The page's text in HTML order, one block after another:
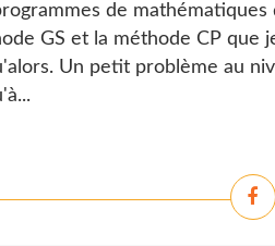
de
GS et la méthode CP que
Un petit problème au